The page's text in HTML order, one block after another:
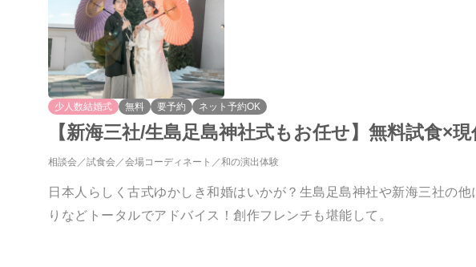
少人数結婚式 無料 要予約 ネット予約OK
【新海三社/生島足島神社式もお任せ】無料試食×
相談会 試食会 会場コーディネート 和の演出体験
日本人らしく古式ゆかしき和婚はいかが？生島足島神社や新海三社の
りなどトータルでアドバイス！創作フレンチも堪能して。